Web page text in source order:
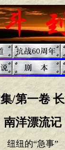
/第一卷
南洋漂流记
纽纽的“急事”